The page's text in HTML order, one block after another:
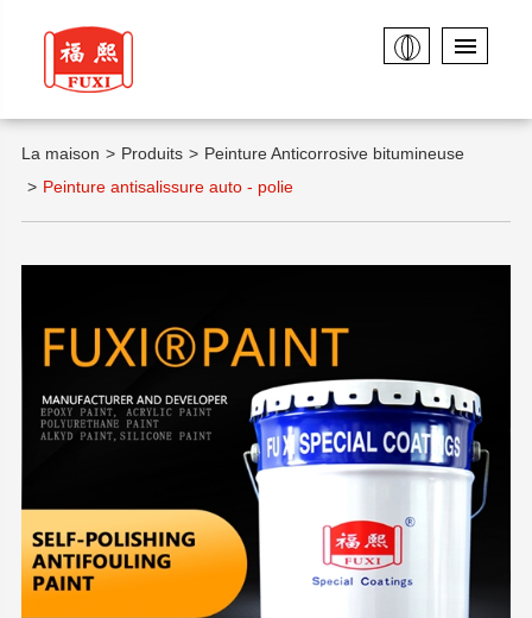
La maison Produits
Peinture Anticorrosive bitumineuse
Peinture antisalissure auto - polie